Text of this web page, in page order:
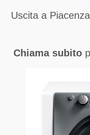
Uscita a
Chiama subito